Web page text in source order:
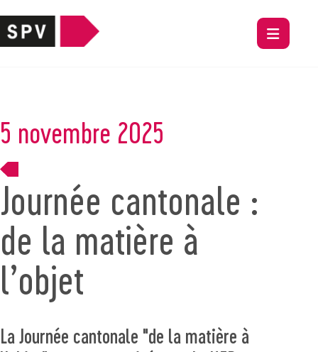
5 novembre 2025
Journée cantonale :
de la matière à
l’objet
La Journée cantonale "de la matière à